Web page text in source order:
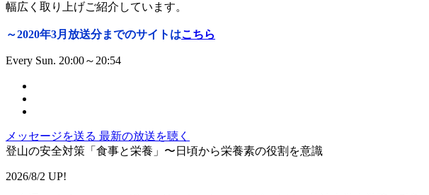
幅広く取り上げご紹介しています。
～2020年3月放送分までのサイトはこちら
Every Sun. 20:00～20:54
メッセージを送る 最新の放送を聴く
登山の安全対策「食事と栄養」〜日頃から栄養素の役割を意識
2026/8/2 UP!